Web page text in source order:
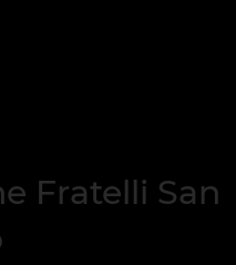
Fratelli San